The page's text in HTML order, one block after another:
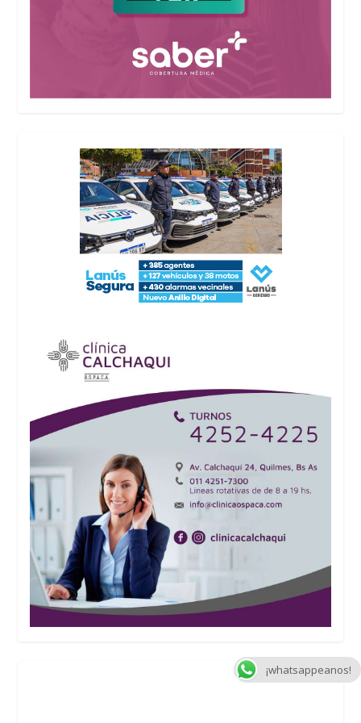
¡whatsappeanos!